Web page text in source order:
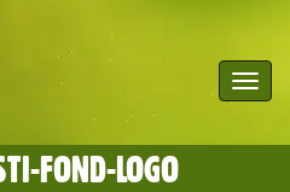
Toggle
FOND-LOGO